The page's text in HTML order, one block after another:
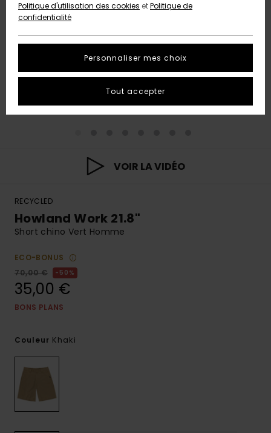
VOIR LA VIDÉO
RECYCLED
Howland Work 21.8"
Short chino Vert Homme
ECO-BONUS
70,00 €
50%
35,00 €
BONS PLANS
Couleur Khaki
Politique d'utilisation des cookies etPolitique de
confidentialité
Personnaliser mes choix
Tout accepter